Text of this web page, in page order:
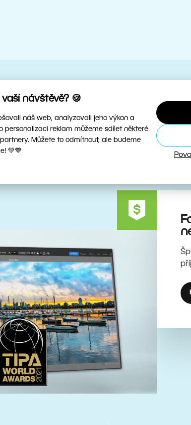
návštěvě? 🍪
náš web, analyzovali jeho výkon a
personalizaci reklam můžeme sdílet některé
Můžete to odmítnout, ale budeme
💚💙
intuitivně a s